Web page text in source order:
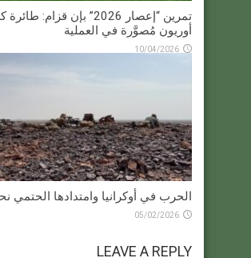
تمرين “إعصار 2026” بإن قزام:
أوريون مُصوَّرة في العملية
10/04/2026
الحرب في أوكرانيا وامتدادها الحتمي
05/02/2026
LEAVE A REPLY